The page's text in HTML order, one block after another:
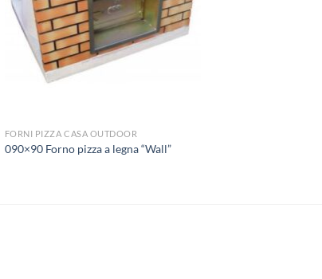
FORNI PIZZA CASA OUTDOOR
090×90 Forno pizza a legna “Wall”